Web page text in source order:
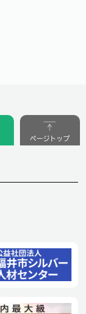
ページトップ